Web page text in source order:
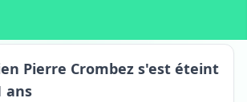
Pierre Crombez s'est éteint
ans